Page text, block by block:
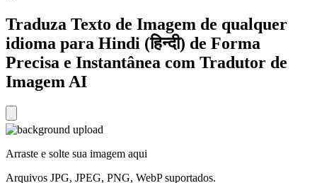
Traduza Texto de Imagem de qualquer
idioma para Hindi (हिन्दी) de Forma
Precisa e Instantânea com Tradutor de
Imagem AI
Arraste e solte sua imagem aqui
Arquivos JPG, JPEG, PNG, WebP suportados.